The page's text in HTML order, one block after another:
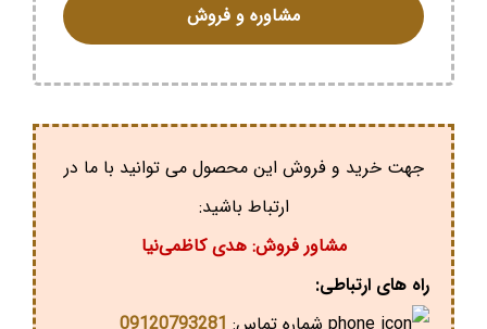
مشاوره و فروش
جهت خرید و فروش این محصول می توانید با ما در
ارتباط باشید:
مشاور فروش: هدی کاظمی‌نیا
راه های ارتباطی: